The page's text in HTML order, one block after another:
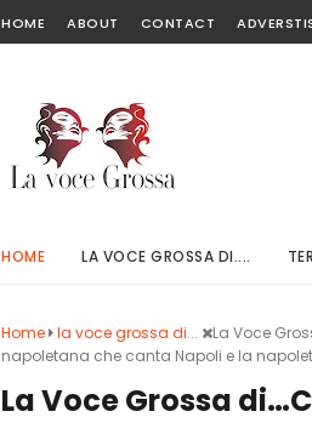
HOME ABOUT CONTACT
HOME LA VOCE GROSSA DI....
Home la voce grossa di...
La Voce
napoletana che canta Napoli e la
La Voce Grossa